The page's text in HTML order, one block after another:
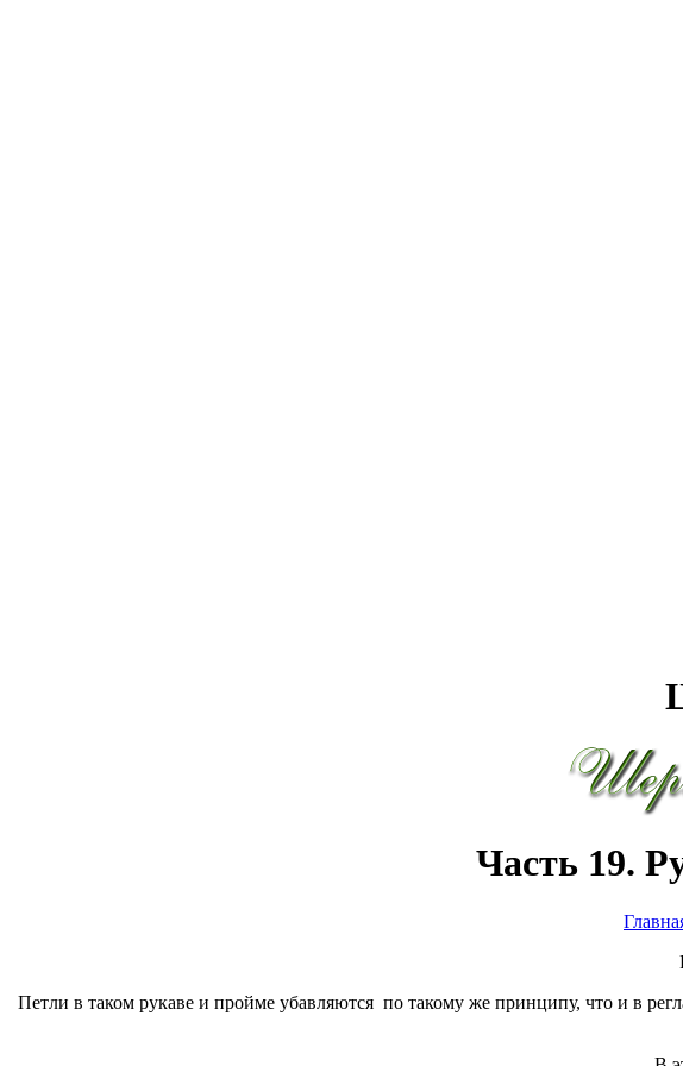
Часть 19.
Петли в таком рукаве и пройме убавляются по такому же принципу, что и в